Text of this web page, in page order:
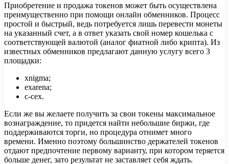
Приобретение и продажа токенов может быть осуществлена
преимущественно при помощи онлайн обменников. Процесс
простой и быстрый, ведь потребуется лишь перевести монеты
на указанный счет, а в ответ указать свой номер кошелька с
соответствующей валютой (аналог фиатной либо крипта). Из
известных обменников предлагают данную услугу всего 3
площадки:
xnigma;
exarena;
c-cex.
Если же вы желаете получить за свои токены максимальное
вознаграждение, то придется найти небольшие биржи, где
поддерживаются торги, но процедура отнимет много
времени. Именно поэтому большинство держателей токенов
отдают предпочтение первому варианту, при котором теряется
больше денег, зато результат не заставляет себя ждать.